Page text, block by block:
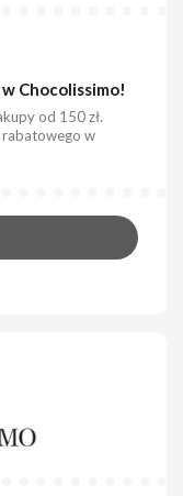
Chocolissimo!
od 150 zł.
rabatowego w